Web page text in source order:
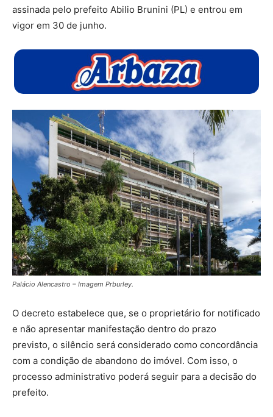
assinada pelo prefeito Abilio Brunini (PL) e entrou em
vigor em 30 de junho.
Palácio Alencastro – Imagem Prburley.
O decreto estabelece que, se o proprietário for notificado
e não apresentar manifestação dentro do prazo
previsto, o silêncio será considerado como concordância
com a condição de abandono do imóvel. Com isso, o
processo administrativo poderá seguir para a decisão do
prefeito.